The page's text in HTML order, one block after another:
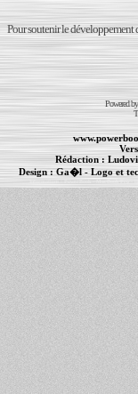
Pour soutenir le développement
Powered
Rédaction :
Design :Ga�l- Logo et
Informations :